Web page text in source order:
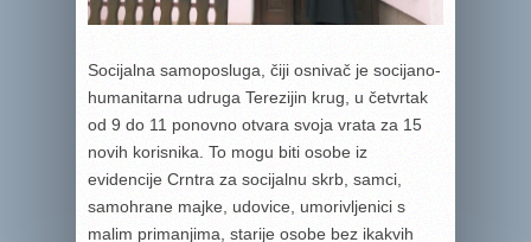
Socijalna samoposluga, čiji osnivač je socijano-
humanitarna udruga Terezijin krug, u četvrtak
od 9 do 11 ponovno otvara svoja vrata za 15
novih korisnika. To mogu biti osobe iz
evidencije Crntra za socijalnu skrb, samci,
samohrane majke, udovice, umorivljenici s
malim primanjima, starije osobe bez ikakvih